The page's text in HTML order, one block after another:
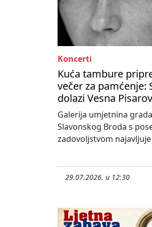
Koncerti
Kuća tambure
večer za pamćenje:
dolazi Vesna
Galerija umjetnina grada
Slavonskog Broda s
zadovoljstvom najavljuje
29.07.2026. u 12:30